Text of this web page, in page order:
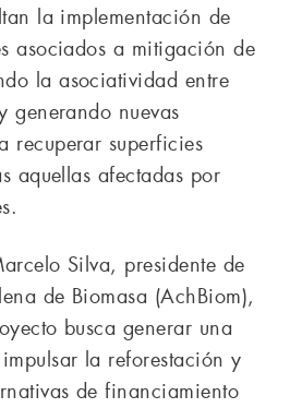
la implementación de
asociados a mitigación de
la asociatividad entre
generando nuevas
recuperar superficies
aquellas afectadas por
Silva, presidente de
de Biomasa (AchBiom),
busca generar una
la reforestación y
de financiamiento